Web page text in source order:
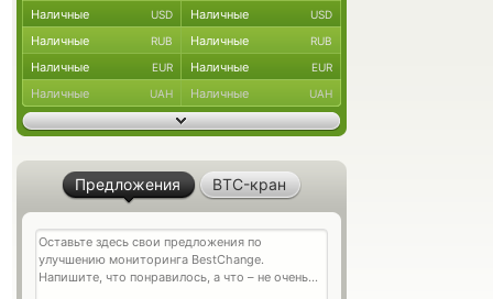
Наличные USD Наличные USD
Наличные RUB Наличные RUB
Наличные EUR Наличные EUR
Наличные UAH Наличные UAH
Предложения BTC-кран